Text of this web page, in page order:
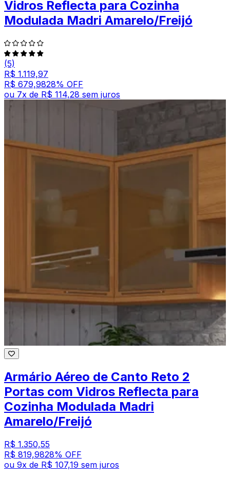
Vidros Reflecta para Cozinha
Modulada Madri Amarelo/Freijó
(5)
R$ 1.119,97
R$ 679,9828% OFF
ou 7x de R$ 114,28 sem juros
Armário Aéreo de Canto Reto 2
Portas com Vidros Reflecta para
Cozinha Modulada Madri
Amarelo/Freijó
R$ 1.350,55
R$ 819,9828% OFF
ou 9x de R$ 107,19 sem juros